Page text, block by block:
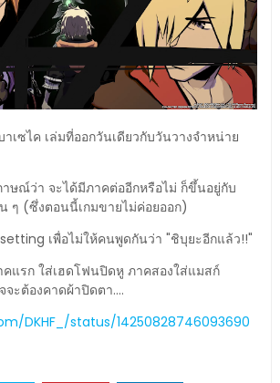
เซไค เล่มที่ออกวันเดียวกับวันวางจำหน่าย
ษณ์ว่า จะได้มีภาคต่ออีกหรือไม่ ก็ขึ้นอยู่กับ
ๆ (ซึ่งตอนนี้เกมขายไม่ค่อยออก)
เพื่อไม่ให้คนพูดกันว่า "ชิบุยะอีกแล้ว!!"
คแรก ใส่เฮดโฟนปิดหู ภาคสองใส่แมสก์
ะต้องคาดผ้าปิดตา....
DKHF_/status/14250828746093690